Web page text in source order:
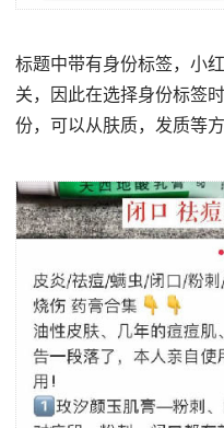
标题中带有身份标签，小
关，因此在选择身份标签
份，可以从肤质，发质等